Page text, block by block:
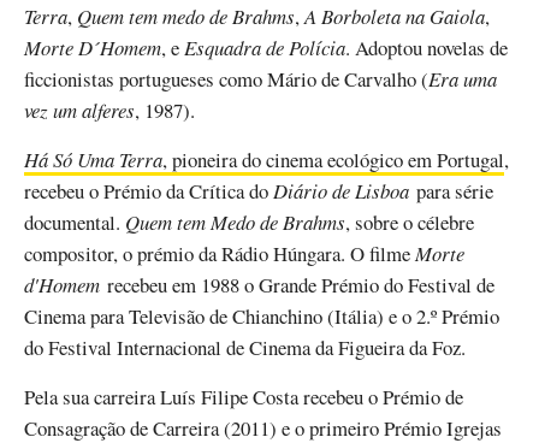
Terra, Quem tem medo de Brahms,A Borboleta na Gaiola,
Morte D´Homem, eEsquadra de Polícia. Adoptou novelas de
ficcionistas portugueses como Mário de Carvalho (Era uma
vez um alferes, 1987).
Há Só Uma Terra, pioneira do cinema ecológico em Portugal,
recebeu o Prémio da Crítica doDiário de Lisboa para série
documental. Quem tem Medo de Brahms, sobre o célebre
compositor, o prémio da Rádio Húngara. O filmeMorte
d'Homem recebeu em 1988 o Grande Prémio do Festival de
Cinema para Televisão de Chianchino (Itália) e o 2.º Prémio
do Festival Internacional de Cinema da Figueira da Foz.
Pela sua carreira Luís Filipe Costa recebeu o Prémio de
Consagração de Carreira (2011) e o primeiro Prémio Igrejas